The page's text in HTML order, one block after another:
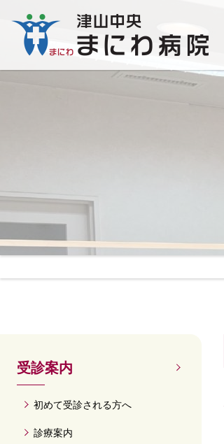
津
受診案内
初めて受診される方へ
診療案内